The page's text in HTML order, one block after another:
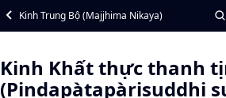
Kinh Trung Bộ (Majjhima Nikaya)
Kinh Khất thực thanh
(Pindapàtapàrisuddhi